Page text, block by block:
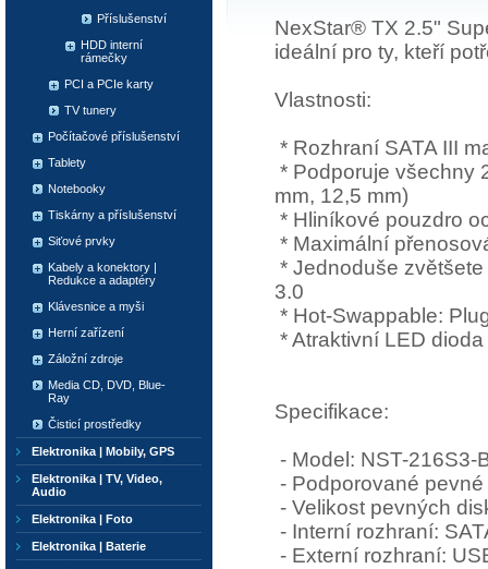
NexStar® TX 2.5"
ideální pro ty, kteří
Vlastnosti:
* Rozhraní SATA III
* Podporuje všechny
mm, 12,5 mm)
* Hliníkové pouzdro
* Maximální
* Jednoduše
3.0
* Hot-Swappable:
* Atraktivní LED
Specifikace:
- Model: NST-216S3-
- Podporované pevné
- Velikost pevných
- Interní rozhraní:
- Externí rozhraní:
Příslušenství
HDD interní
rámečky
PCI a PCIe karty
TV tunery
Počítačové příslušenství
Tablety
Notebooky
Tiskárny a příslušenství
Siťové prvky
Kabely a konektory |
Redukce a adaptéry
Klávesnice a myši
Herní zařízení
Záložní zdroje
Media CD, DVD, Blue-
Ray
Čisticí prostředky
Elektronika | Mobily, GPS
Elektronika | TV, Video,
Audio
Elektronika | Foto
Elektronika | Baterie